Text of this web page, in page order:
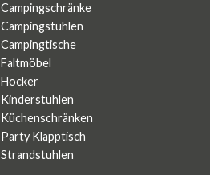
Campingschränke
Campingstuhlen
Campingtische
Faltmöbel
Hocker
Kinderstuhlen
Küchenschränken
Party Klapptisch
Strandstuhlen